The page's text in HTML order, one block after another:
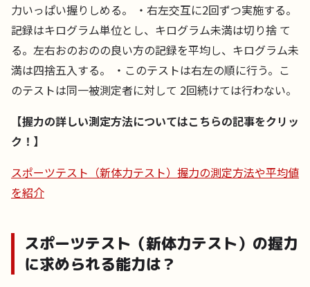
力いっぱい握りしめる。 ・右左交互に2回ずつ実施する。
記録はキログラム単位とし、キログラム未満は切り捨 て
る。左右おのおのの良い方の記録を平均し、キログラム未
満は四捨五入する。 ・このテストは右左の順に行う。こ
のテストは同一被測定者に対して 2回続けては行わない。
【握力の詳しい測定方法についてはこちらの記事をクリッ
ク！】
スポーツテスト（新体力テスト）握力の測定方法や平均値
を紹介
スポーツテスト（新体力テスト）の握力
に求められる能力は？